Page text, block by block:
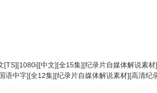
[TS][1080i][中文][全15集][纪录片自媒体解说素
语中字][全12集][纪录片自媒体解说素材][高清纪